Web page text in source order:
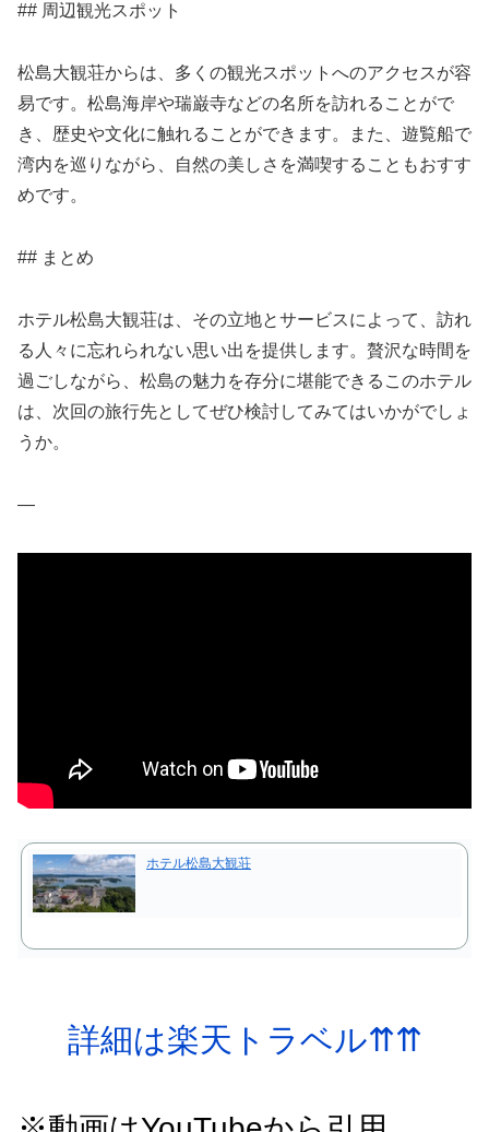
## 周辺観光スポット
松島大観荘からは、多くの観光スポットへのアクセスが容
易です。松島海岸や瑞巌寺などの名所を訪れることがで
き、歴史や文化に触れることができます。また、遊覧船で
湾内を巡りながら、自然の美しさを満喫することもおすす
めです。
## まとめ
ホテル松島大観荘は、その立地とサービスによって、訪れ
る人々に忘れられない思い出を提供します。贅沢な時間を
過ごしながら、松島の魅力を存分に堪能できるこのホテル
は、次回の旅行先としてぜひ検討してみてはいかがでしょ
うか。
—
ホテル松島大観荘
詳細は楽天トラベル⇈⇈